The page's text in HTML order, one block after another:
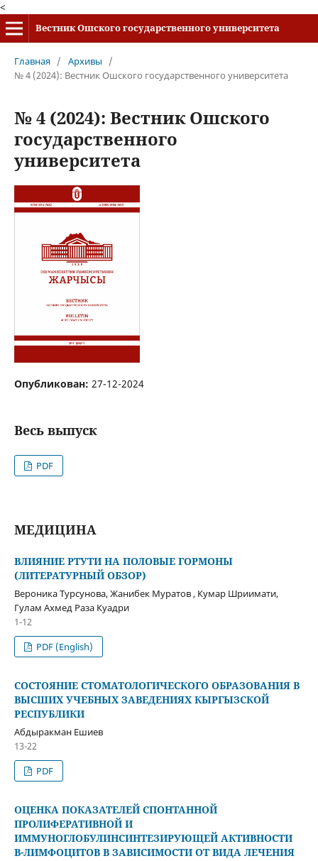
<
Вестник Ошского государственного университета
Главная / Архивы
/
№ 4 (2024): Вестник Ошского государственного университета
№ 4 (2024): Вестник Ошского
государственного
университета
Опубликован: 27-12-2024
Весь выпуск
PDF
МЕДИЦИНА
ВЛИЯНИЕ РТУТИ НА ПОЛОВЫЕ ГОРМОНЫ
(ЛИТЕРАТУРНЫЙ ОБЗОР)
Вероника Турсунова, Жанибек Муратов , Кумар Шриимати,
Гулам Ахмед Раза Куадри
1-12
PDF (English)
СОСТОЯНИЕ СТОМАТОЛОГИЧЕСКОГО ОБРАЗОВАНИЯ В
ВЫСШИХ УЧЕБНЫХ ЗАВЕДЕНИЯХ КЫРГЫЗСКОЙ
РЕСПУБЛИКИ
Абдыракман Ешиев
13-22
PDF
ОЦЕНКА ПОКАЗАТЕЛЕЙ СПОНТАННОЙ
ПРОЛИФЕРАТИВНОЙ И
ИММУНОГЛОБУЛИНСИНТЕЗИРУЮЩЕЙ АКТИВНОСТИ
В-ЛИМФОЦИТОВ В ЗАВИСИМОСТИ ОТ ВИДА ЛЕЧЕНИЯ